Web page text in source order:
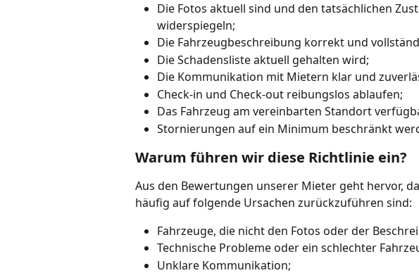
Die Fotos aktuell sind und den tatsächlichen
widerspiegeln;
Die Fahrzeugbeschreibung korrekt und
Die Schadensliste aktuell gehalten wird;
Die Kommunikation mit Mietern klar und
Check-in und Check-out reibungslos ablaufen;
Das Fahrzeug am vereinbarten Standort
Stornierungen auf ein Minimum beschränkt
Warum führen wir diese Richtlinie ein?
Aus den Bewertungen unserer Mieter geht hervor,
häufig auf folgende Ursachen zurückzuführen sind:
Fahrzeuge, die nicht den Fotos oder der
Technische Probleme oder ein schlechter
Unklare Kommunikation;